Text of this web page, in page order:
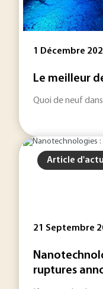
1 Décembre
Le meilleur
Quoi de neuf
Article
21 Septembre
ruptures